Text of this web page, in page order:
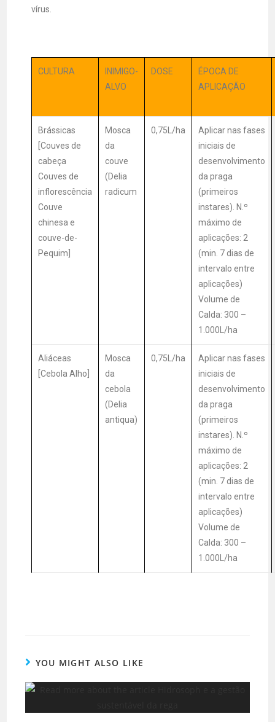
vírus.
CULTURA
INIMIGO-
ALVO
DOSE
ÉPOCA DE
APLICAÇÃO
Brássicas
[Couves de
cabeça
Couves de
inflorescência
Couve
chinesa e
couve-de-
Pequim]
Mosca
da
couve
(Delia
radicum
0,75L/ha
Aplicar nas fases
iniciais de
desenvolvimento
da praga
(primeiros
instares). N.º
máximo de
aplicações: 2
(min. 7 dias de
intervalo entre
aplicações)
Volume de
Calda: 300 –
1.000L/ha
Aliáceas
[Cebola Alho]
Mosca
da
cebola
(Delia
antiqua)
0,75L/ha
Aplicar nas fases
iniciais de
desenvolvimento
da praga
(primeiros
instares). N.º
máximo de
aplicações: 2
(min. 7 dias de
intervalo entre
aplicações)
Volume de
Calda: 300 –
1.000L/ha
YOU MIGHT ALSO LIKE